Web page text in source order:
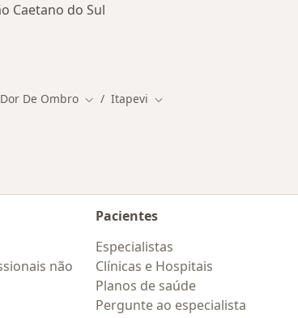
Caetano do Sul
Dor De Ombro Mudar de cidade
Itapevi Mudar de cidade
não
Pacientes
Especialistas
Clínicas e Hospitais
Planos de saúde
Pergunte ao especialista